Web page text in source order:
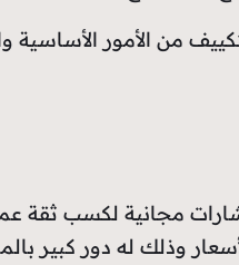
من الأمور
مجانية لكسب ثقة
وذلك له دور كبير